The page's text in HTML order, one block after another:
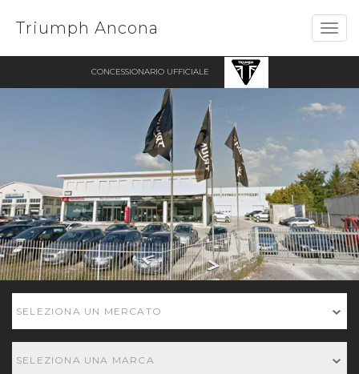
Triumph Ancona
CONCESSIONARIO UFFICIALE
SELEZIONA UN MERCATO
SELEZIONA UNA MARCA